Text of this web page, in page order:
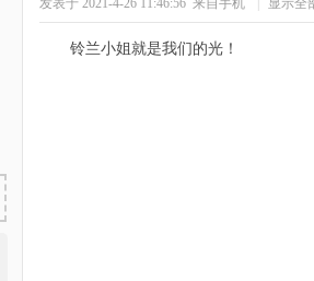
发表于 2021-4-26 11:46:56 来自手机 显示全
铃兰小姐就是我们的光！